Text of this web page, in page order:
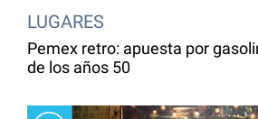
LUGARES
Pemex retro: apuesta por
de los años 50